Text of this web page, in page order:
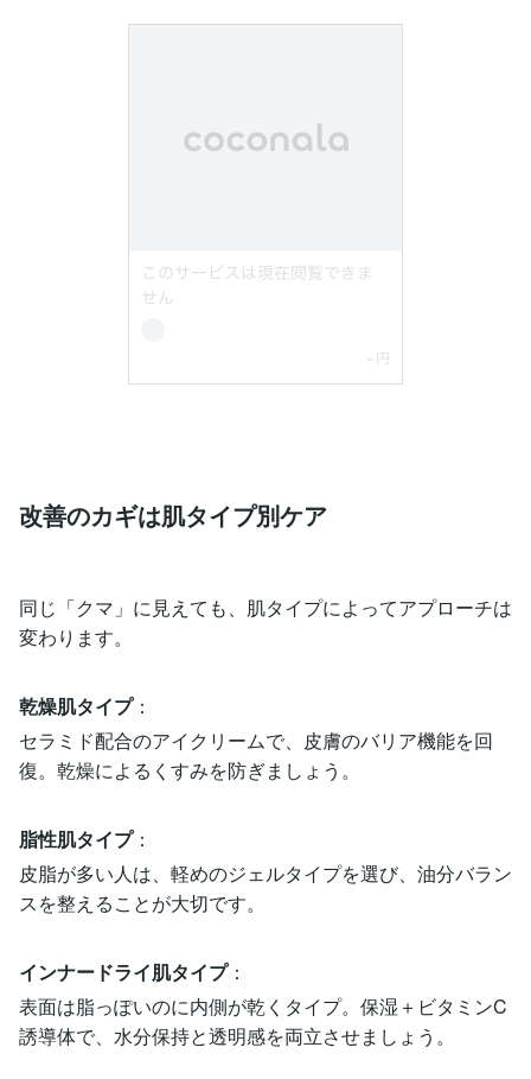
改善のカギは肌タイプ別ケア
同じ「クマ」に見えても、肌タイプによってアプローチは
変わります。
乾燥肌タイプ：
セラミド配合のアイクリームで、皮膚のバリア機能を回
復。乾燥によるくすみを防ぎましょう。
脂性肌タイプ：
皮脂が多い人は、軽めのジェルタイプを選び、油分バラン
スを整えることが大切です。
インナードライ肌タイプ：
表面は脂っぽいのに内側が乾くタイプ。保湿＋ビタミンC
誘導体で、水分保持と透明感を両立させましょう。